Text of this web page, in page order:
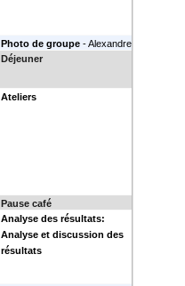
Photo de groupe -Alexandre
Krauth (UHA
Déjeuner
Ateliers
Pause café
Analyse des résultats:
Analyse et discussion des
résultats